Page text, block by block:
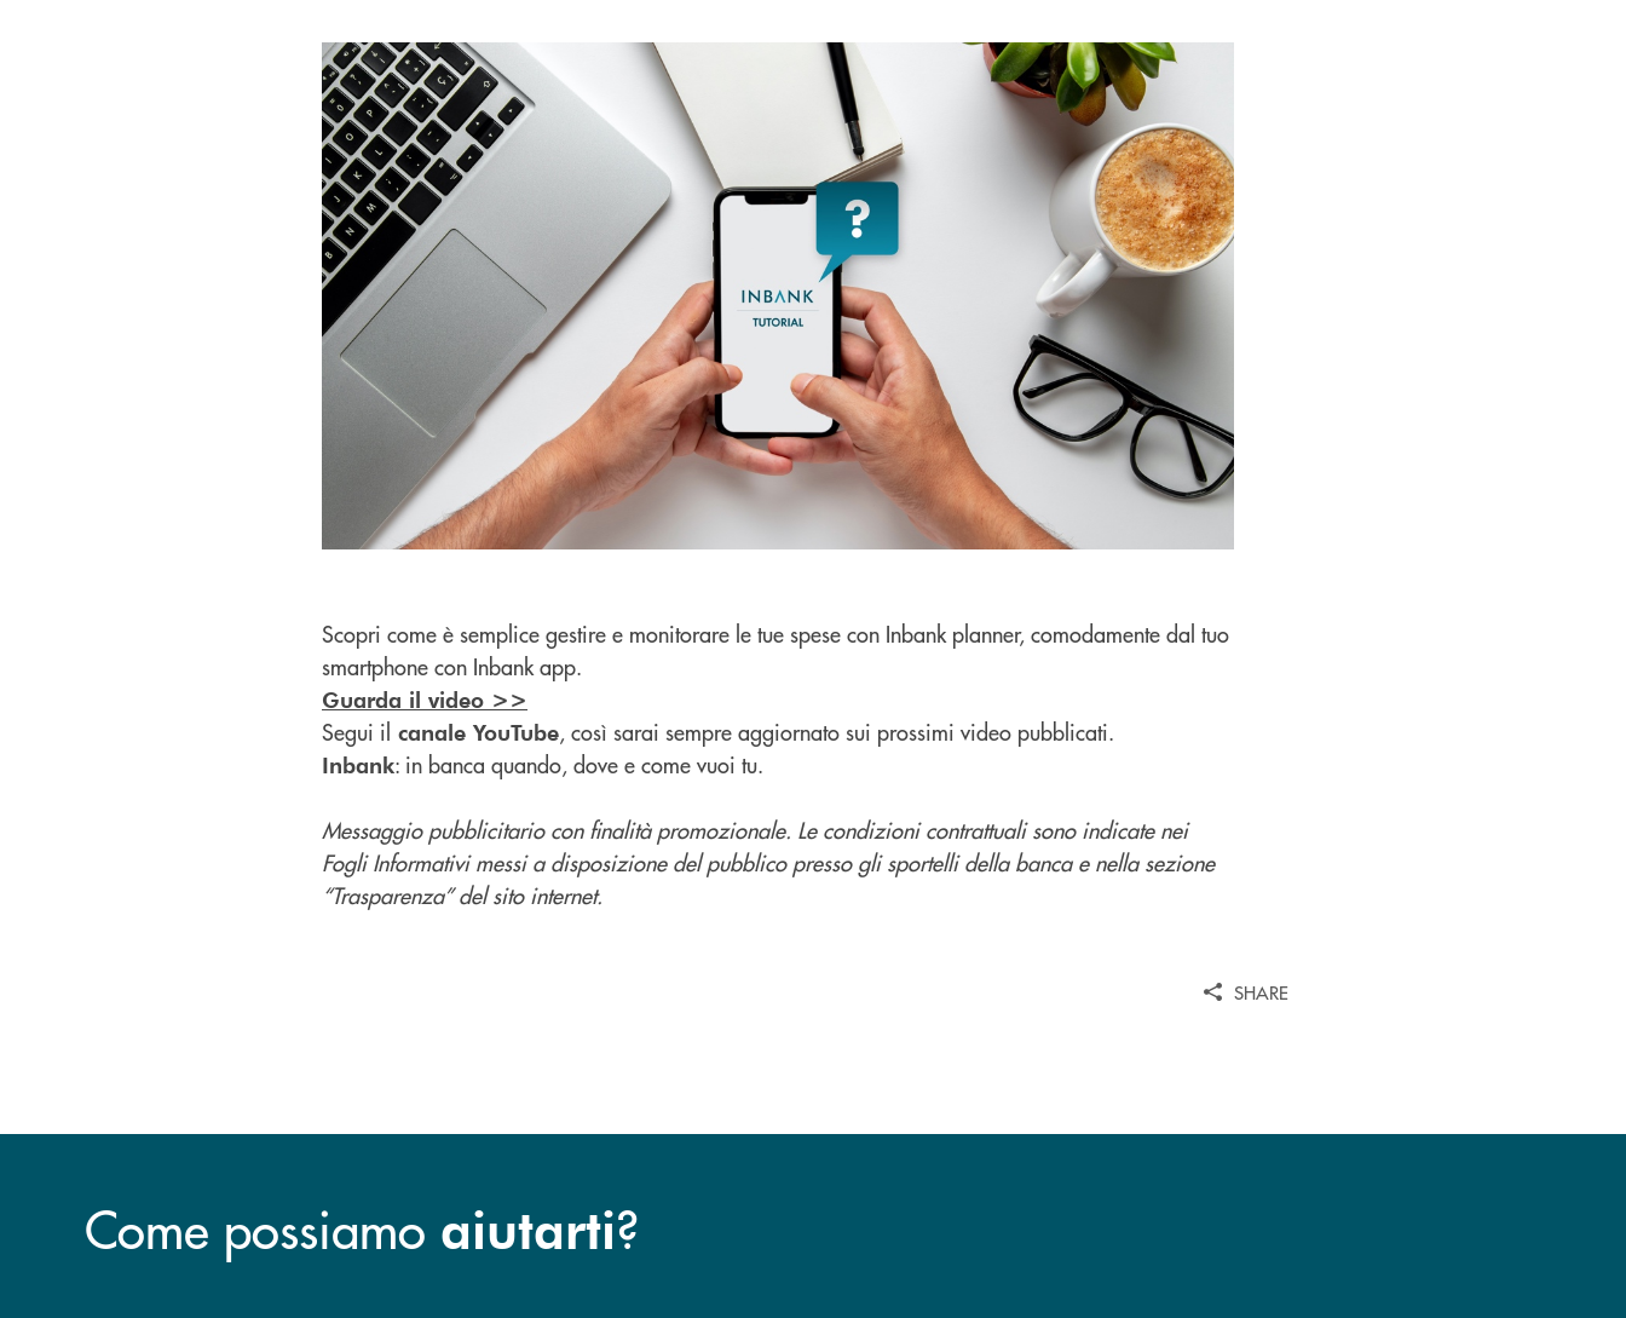
Scopri come è semplice gestire e monitorare le tue spese con Inbank planner, comodamente dal tuo
smartphone con Inbank app.
Guarda il video >>
Segui il canale YouTube, così sarai sempre aggiornato sui prossimi video pubblicati.
Inbank: in banca quando, dove e come vuoi tu.
Messaggio pubblicitario con finalità promozionale. Le condizioni contrattuali sono indicate nei
Fogli Informativi messi a disposizione del pubblico presso gli sportelli della banca e nella sezione
“Trasparenza” del sito internet.
SHARE
Come possiamo aiutarti?